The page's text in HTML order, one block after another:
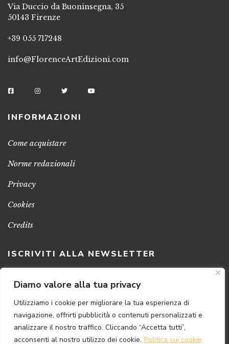
Diamo valore alla tua privacy
Utilizziamo i cookie per migliorare la tua esperienza di
navigazione, offrirti pubblicità o contenuti personalizzati e
analizzare il nostro traffico. Cliccando “Accetta tutti”,
acconsenti al nostro utilizzo dei cookie. Politica sui cookie
Via Duccio da Buoninsegna, 35
50143 Firenze
+39 055 717248
info@FlorenceArtEdizioni.com
INFORMAZIONI
Come acquistare
Norme redazionali
Privacy
Cookies
Credits
ISCRIVITI ALLA NEWSLETTER
Clicca sul pulsante per ricevere le nostre ultime novità,
notizie e promozioni
ISCRIVITI ADESSO